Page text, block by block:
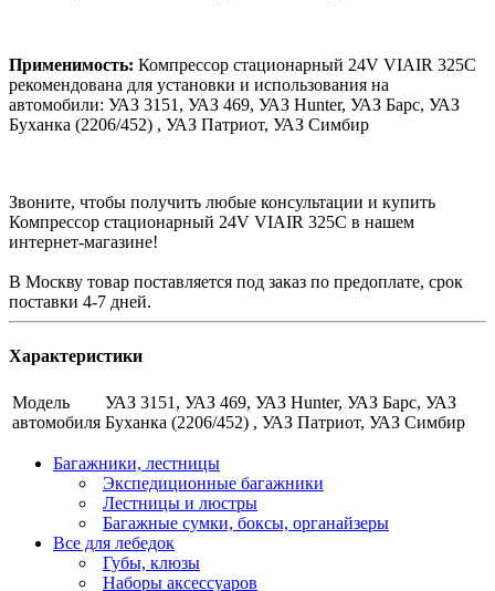
Применимость: Компрессор стационарный 24V VIAIR 325C
рекомендована для установки и использования на
автомобили: УАЗ 3151, УАЗ 469, УАЗ Hunter, УАЗ Барс, УАЗ
Буханка (2206/452) , УАЗ Патриот, УАЗ Симбир
Звоните, чтобы получить любые консультации и купить
Компрессор стационарный 24V VIAIR 325C в нашем
интернет-магазине!
В Москву товар поставляется под заказ по предоплате, срок
поставки 4-7 дней.
Характеристики
Модель
автомобиля
УАЗ 3151, УАЗ 469, УАЗ Hunter, УАЗ Барс, УАЗ
Буханка (2206/452) , УАЗ Патриот, УАЗ Симбир
Багажники, лестницы
Экспедиционные багажники
Лестницы и люстры
Багажные сумки, боксы, органайзеры
Все для лебедок
Губы, клюзы
Наборы аксессуаров